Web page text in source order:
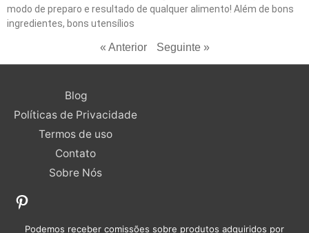
modo de preparo e resultado de qualquer alimento! Além de bons
ingredientes, bons utensílios
« Anterior Seguinte »
Blog
Políticas de Privacidade
Termos de uso
Contato
Sobre Nós
Podemos receber comissões sobre produtos adquiridos por